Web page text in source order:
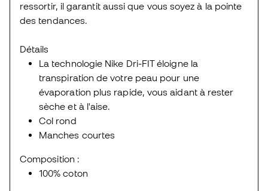
ressortir, il garantit aussi que vous soyez à la pointe
des tendances.
Détails
La technologie Nike Dri-FIT éloigne la
transpiration de votre peau pour une
évaporation plus rapide, vous aidant à rester
sèche et à l'aise.
Col rond
Manches courtes
Composition :
100% coton